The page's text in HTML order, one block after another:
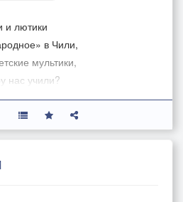
и лютики
в Чили,
мультики,
нас учили?
точная,
стала -